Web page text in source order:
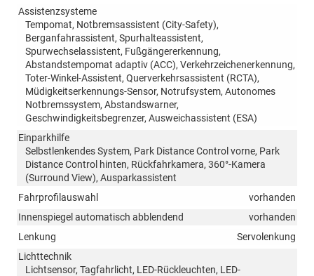
Assistenzsysteme
Tempomat, Notbremsassistent (City-Safety),
Berganfahrassistent, Spurhalteassistent,
Spurwechselassistent, Fußgängererkennung,
Abstandstempomat adaptiv (ACC), Verkehrzeichenerkennung,
Toter-Winkel-Assistent, Querverkehrsassistent (RCTA),
Müdigkeitserkennungs-Sensor, Notrufsystem, Autonomes
Notbremssystem, Abstandswarner,
Geschwindigkeitsbegrenzer, Ausweichassistent (ESA)
Einparkhilfe
Selbstlenkendes System, Park Distance Control vorne, Park
Distance Control hinten, Rückfahrkamera, 360°-Kamera
(Surround View), Ausparkassistent
Fahrprofilauswahl
vorhanden
Innenspiegel automatisch abblendend
vorhanden
Lenkung
Servolenkung
Lichttechnik
Lichtsensor, Tagfahrlicht, LED-Rückleuchten, LED-